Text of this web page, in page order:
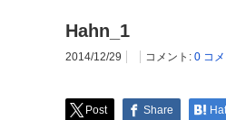
Hahn_1
2014/12/29 コメント: 0 コメ
Post Share